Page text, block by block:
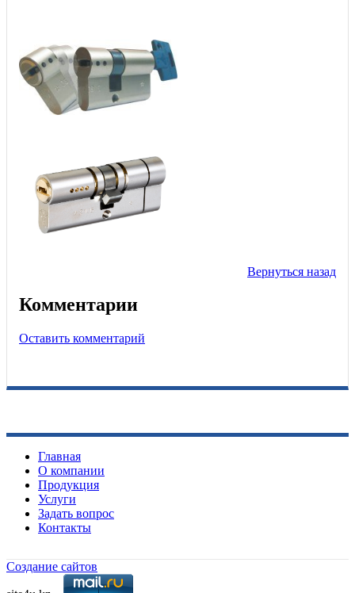
Вернуться назад
Комментарии
Оставить комментарий
Главная
О компании
Продукция
Услуги
​Задать вопрос
Контакты
Создание сайтов